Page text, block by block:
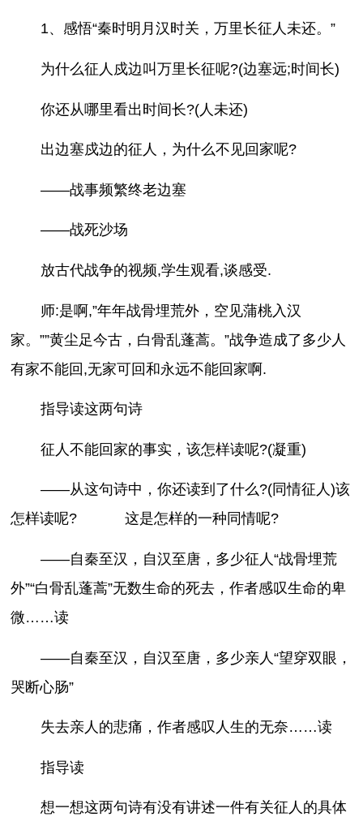
1、感悟“秦时明月汉时关，万里长征人未还。”
为什么征人戍边叫万里长征呢?(边塞远;时间长)
你还从哪里看出时间长?(人未还)
出边塞戍边的征人，为什么不见回家呢?
——战事频繁终老边塞
——战死沙场
放古代战争的视频,学生观看,谈感受.
师:是啊,”年年战骨埋荒外，空见蒲桃入汉
家。””黄尘足今古，白骨乱蓬蒿。”战争造成了多少人
有家不能回,无家可回和永远不能回家啊.
指导读这两句诗
征人不能回家的事实，该怎样读呢?(凝重)
——从这句诗中，你还读到了什么?(同情征人)该
怎样读呢? 这是怎样的一种同情呢?
——自秦至汉，自汉至唐，多少征人“战骨埋荒
外”“白骨乱蓬蒿”无数生命的死去，作者感叹生命的卑
微……读
——自秦至汉，自汉至唐，多少亲人“望穿双眼，
哭断心肠”
失去亲人的悲痛，作者感叹人生的无奈……读
指导读
想一想这两句诗有没有讲述一件有关征人的具体